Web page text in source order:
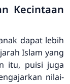
Kecintaan
dapat lebih
Islam yang
itu, puisi juga
nilai-